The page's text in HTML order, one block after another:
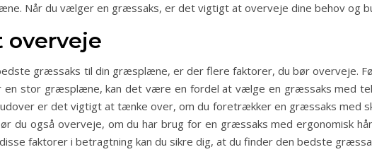
Når du vælger en græssaks, er det vigtigt at overveje dine behov og
overveje
græssaks til din græsplæne, er der flere faktorer, du bør overveje.
stor græsplæne, kan det være en fordel at vælge en græssaks med
er det vigtigt at tænke over, om du foretrækker en græssaks med
du også overveje, om du har brug for en græssaks med ergonomisk
faktorer i betragtning kan du sikre dig, at du finder den bedste